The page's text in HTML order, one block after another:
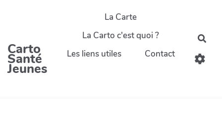
Carto
Santé
Jeunes
La Carte
La Carto c'est quoi ?
Les liens utiles
Contact